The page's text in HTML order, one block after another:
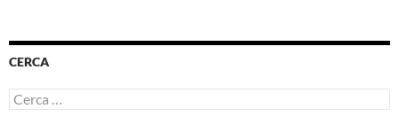
CERCA
Ricerca
per: